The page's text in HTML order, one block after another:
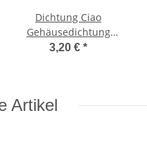
Dichtung Ciao
Gehäusedichtung
Getriebe auch Vario
3,20 € *
Artikel